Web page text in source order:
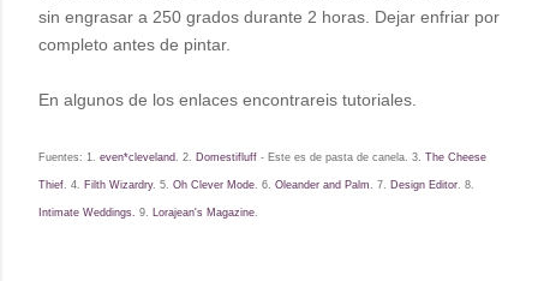
sin engrasar a 250 grados durante 2 horas. Dejar enfriar por
completo antes de pintar.
En algunos de los enlaces encontrareis tutoriales.
Fuentes: 1. even*cleveland . 2. Domestifluff - Este es de pasta de canela. 3. The Cheese
Thief . 4. Filth Wizardry. 5. Oh Clever Mode . 6. Oleander and Palm . 7. Design Editor . 8.
Intimate Weddings. 9. Lorajean's Magazine